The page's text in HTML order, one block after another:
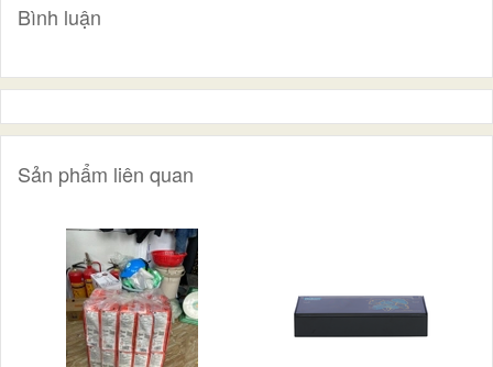
Bình luận
Sản phẩm liên quan